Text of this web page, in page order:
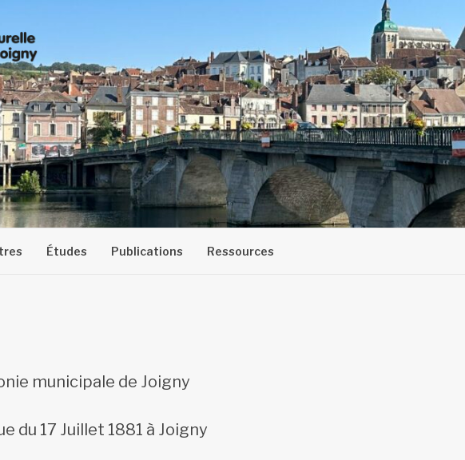
Études Publications Ressources
municipale de Joigny
du 17 Juillet 1881 à Joigny